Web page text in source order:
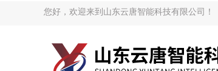
您好，欢迎来到山东云唐智能科技有限公司！